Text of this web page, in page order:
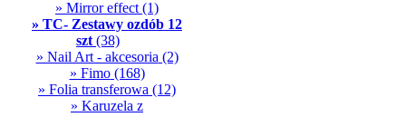
» Mirror effect (1)
» TC- Zestawy ozdób 12
szt (38)
» Nail Art - akcesoria (2)
» Fimo(168)
» Folia transferowa (12)
» Karuzela z